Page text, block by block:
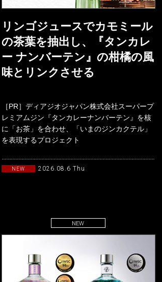
リンゴジュースでカモミール
の茶葉を抽出し、『タンカレ
ー ナンバーテン』の柑橘の風
味とリンクさせる
［PR］ディアジオジャパン株式会社スーパープ
レミアムジン『タンカレーナンバーテン』を核
に「お茶」を合わせ、「いまのジンカクテル」
を表現するプロジェクト
NEW 2026.08.6 Thu
NEW